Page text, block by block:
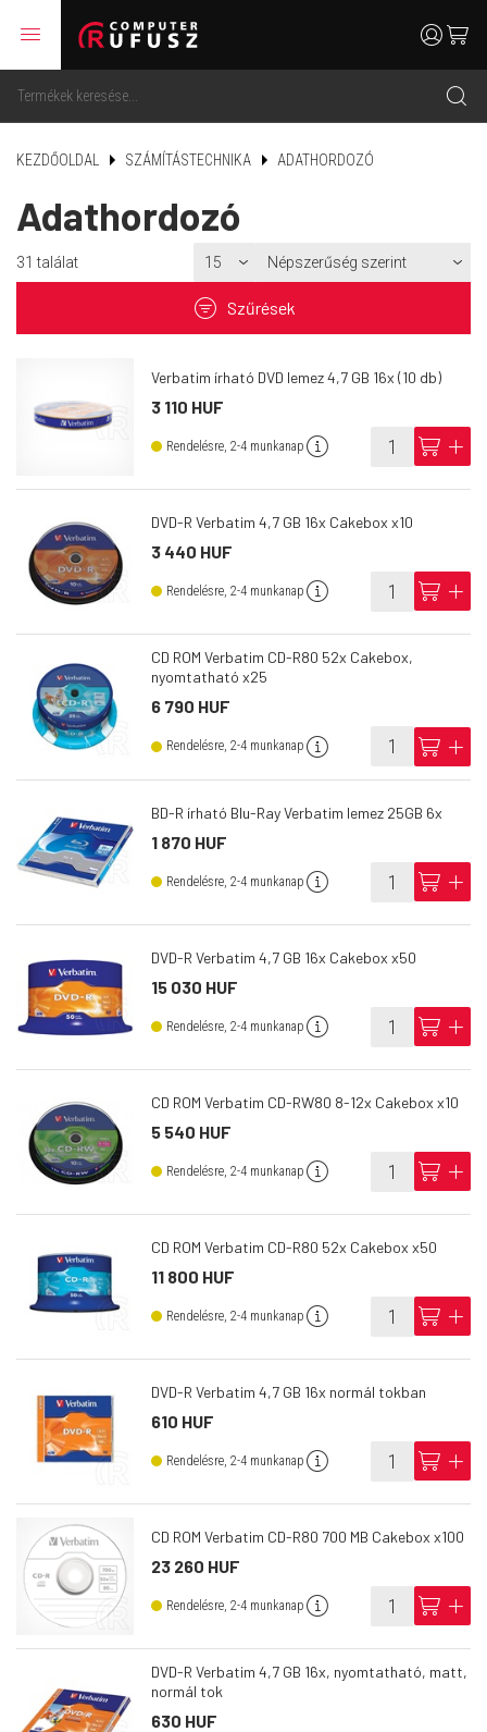
menu
search
usercart
KEZDŐOLDAL SZÁMÍTÁSTECHNIKA ADATHORDOZÓ
Adathordozó
31 találat
filter Szűrések
Verbatim írható DVD lemez 4,7 GB 16x (10 db)
3 110 HUF
Rendelésre, 2-4 munkanap info cart add
DVD-R Verbatim 4,7 GB 16x Cakebox x10
3 440 HUF
Rendelésre, 2-4 munkanap info cart add
CD ROM Verbatim CD-R80 52x Cakebox,
nyomtatható x25
6 790 HUF
Rendelésre, 2-4 munkanap info cart add
BD-R írható Blu-Ray Verbatim lemez 25GB 6x
1 870 HUF
Rendelésre, 2-4 munkanap info cart add
DVD-R Verbatim 4,7 GB 16x Cakebox x50
15 030 HUF
Rendelésre, 2-4 munkanap info cart add
CD ROM Verbatim CD-RW80 8-12x Cakebox x10
5 540 HUF
Rendelésre, 2-4 munkanap info cart add
CD ROM Verbatim CD-R80 52x Cakebox x50
11 800 HUF
Rendelésre, 2-4 munkanap info cart add
DVD-R Verbatim 4,7 GB 16x normál tokban
610 HUF
Rendelésre, 2-4 munkanap info cart add
CD ROM Verbatim CD-R80 700 MB Cakebox x100
23 260 HUF
Rendelésre, 2-4 munkanap info cart add
DVD-R Verbatim 4,7 GB 16x, nyomtatható, matt,
normál tok
630 HUF